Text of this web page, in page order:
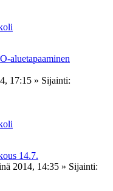
aluetapaaminen
17:15 » Sijainti:
14.7.
2014, 14:35 » Sijainti: